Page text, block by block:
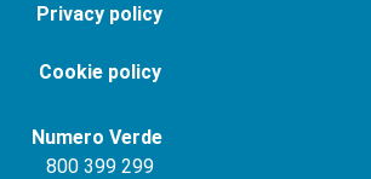
Privacy policy
Cookie policy
Numero Verde
800 399 299